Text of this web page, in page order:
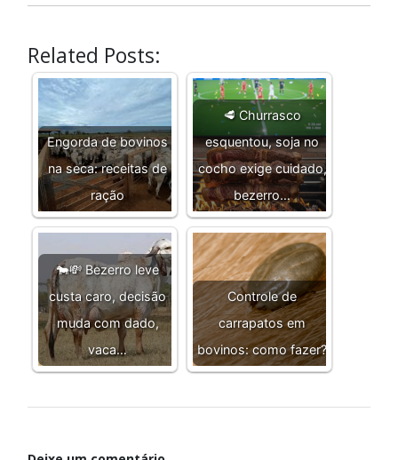
Related Posts:
Engorda de bovinos
na seca: receitas de
ração
🥩 Churrasco
esquentou, soja no
cocho exige cuidado,
bezerro…
🐄💸 Bezerro leve
custa caro, decisão
muda com dado,
vaca…
Controle de
carrapatos em
bovinos: como fazer?